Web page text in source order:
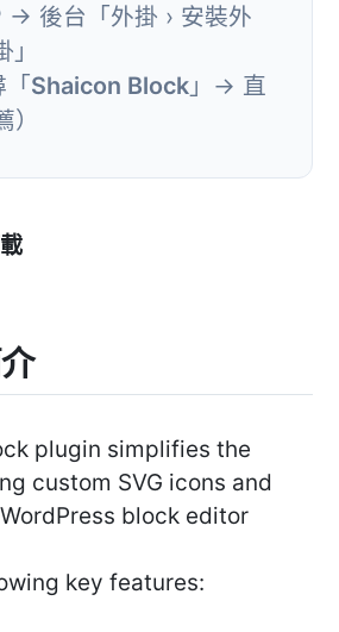
後台「外掛 › 安裝外
Shaicon Block 」→ 直
plugin simplifies the
custom SVG icons and
block editor
key features: